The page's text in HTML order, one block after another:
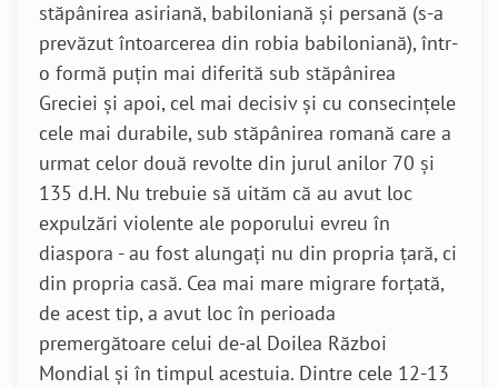
stăpânirea asiriană, babiloniană și persană (s-a
prevăzut întoarcerea din robia babiloniană), într-
o formă puțin mai diferită sub stăpânirea
Greciei și apoi, cel mai decisiv și cu consecințele
cele mai durabile, sub stăpânirea romană care a
urmat celor două revolte din jurul anilor 70 și
135 d.H. Nu trebuie să uităm că au avut loc
expulzări violente ale poporului evreu în
diaspora - au fost alungați nu din propria țară, ci
din propria casă. Cea mai mare migrare forțată,
de acest tip, a avut loc în perioada
premergătoare celui de-al Doilea Război
Mondial și în timpul acestuia. Dintre cele 12-13